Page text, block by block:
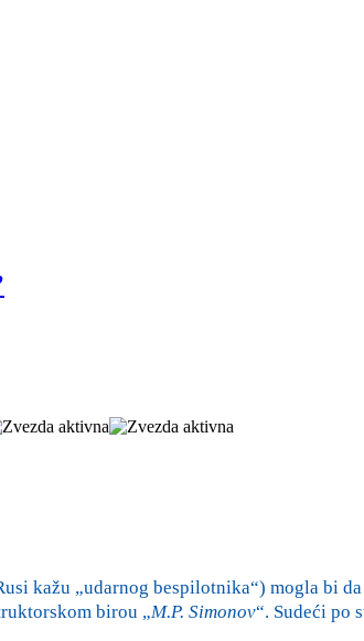
kažu „udarnog bespilotnika“) mogla bi
birou „M.P. Simonov“. Sudeći po